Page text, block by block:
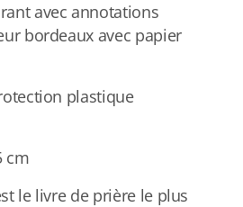
avec annotations
bordeaux avec papier
plastique
cm
le livre de prière le plus